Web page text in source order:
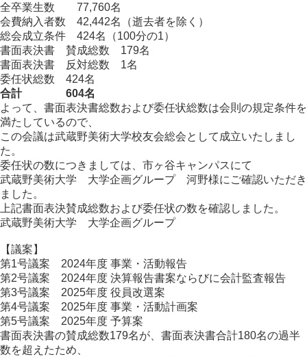
全卒業生数 77,760名
会費納入者数 42,442名（逝去者を除く）
総会成立条件 424名（100分の1）
書面表決書 賛成総数 179名
書面表決書 反対総数 1名
委任状総数 424名
合計 604名
よって、書面表決書総数および委任状総数は会則の規定条件を
満たしているので、
この会議は武蔵野美術大学校友会総会として成立いたしまし
た。
委任状の数につきましては、市ヶ谷キャンパスにて
武蔵野美術大学 大学企画グループ 河野様にご確認いただき
ました。
上記書面表決賛成総数および委任状の数を確認しました。
武蔵野美術大学 大学企画グループ
【議案】
第1号議案 2024年度 事業・活動報告
第2号議案 2024年度 決算報告書案ならびに会計監査報告
第3号議案 2025年度 役員改選案
第4号議案 2025年度 事業・活動計画案
第5号議案 2025年度 予算案
書面表決書の賛成総数179名が、書面表決書合計180名の過半
数を超えたため、